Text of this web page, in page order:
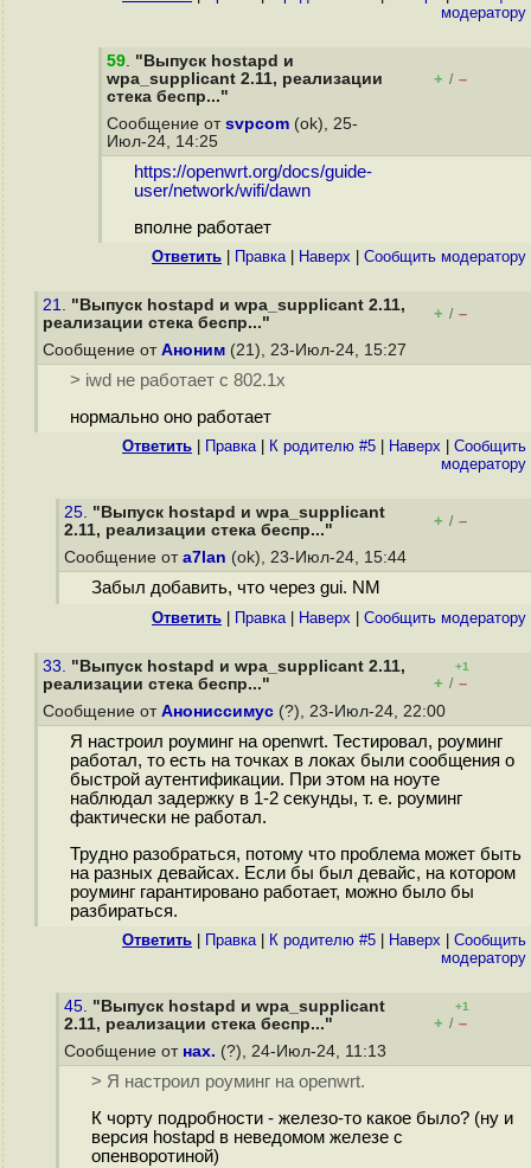
модератору
59. "Выпуск hostapd и
wpa_supplicant 2.11, реализации
стека беспр..."
+ / –
Сообщение от svpcom (ok), 25-
Июл-24, 14:25
https://openwrt.org/docs/guide-
user/network/wifi/dawn
вполне работает
Ответить Правка| Наверх Cообщить модератору
21. "Выпуск hostapd и wpa_supplicant 2.11,
реализации стека беспр..."
+ / –
Сообщение от Аноним (21), 23-Июл-24, 15:27
> iwd не работает с 802.1х
нормально оно работает
Ответить Правка| К родителю #5 Наверх
Cообщить
модератору
25. "Выпуск hostapd и wpa_supplicant
2.11, реализации стека беспр..."
+ / –
Сообщение от a7lan (ok), 23-Июл-24, 15:44
Забыл добавить, что через gui. NM
Ответить Правка| Наверх Cообщить модератору
33. "Выпуск hostapd и wpa_supplicant 2.11,
реализации стека беспр..."
+1
+ / –
Сообщение от Анониссимус (?), 23-Июл-24, 22:00
Я настроил роуминг на openwrt. Тестировал, роуминг
работал, то есть на точках в локах были сообщения о
быстрой аутентификации. При этом на ноуте
наблюдал задержку в 1-2 секунды, т. е. роуминг
фактически не работал.
Трудно разобраться, потому что проблема может быть
на разных девайсах. Если бы был девайс, на котором
роуминг гарантировано работает, можно было бы
разбираться.
Ответить Правка| К родителю #5 Наверх
Cообщить
модератору
45. "Выпуск hostapd и wpa_supplicant
2.11, реализации стека беспр..."
+1
+ / –
Сообщение от нах. (?), 24-Июл-24, 11:13
> Я настроил роуминг на openwrt.
К чорту подробности - железо-то какое было? (ну и
версия hostapd в неведомом железе с
опенворотиной)